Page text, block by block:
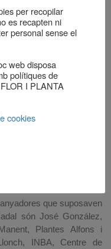
Amb l’objectiu
d’agrair la
seva
seva fidelitat al
nostre Mercat,
que suposaven
són José González,
Plantes Alfons i
INBA, Centre de
per recopilar
es recapten ni
personal sense el
web disposa
polítiques de
I PLANTA
cookies